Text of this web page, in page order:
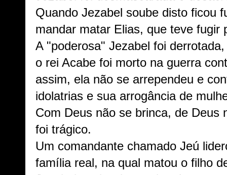
Quando Jezabel soube disto ficou
mandar matar Elias, que teve fugir
A "poderosa" Jezabel foi
o rei Acabe foi morto na guerra
assim, ela não se arrependeu e
idolatrias e sua arrogância de
Com Deus não se brinca, de Deus
foi trágico.
Um comandante chamado Jeú
família real, na qual matou o filho